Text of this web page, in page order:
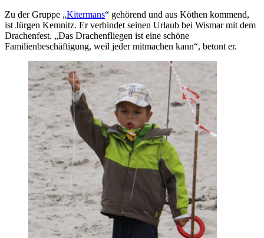
Zu der Gruppe „Kitermans“ gehörend und aus Köthen kommend,
ist Jürgen Kemnitz. Er verbindet seinen Urlaub bei Wismar mit dem
Drachenfest. „Das Drachenfliegen ist eine schöne
Familienbeschäftigung, weil jeder mitmachen kann“, betont er.